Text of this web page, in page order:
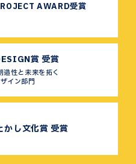
AWARD受賞
賞 受賞
造性と未来を拓く
イン部門
かし文化賞 受賞